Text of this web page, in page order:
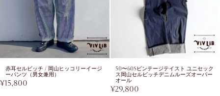
赤耳セルビッチ / 岡山ヒッコリーイージ
ーパンツ（男女兼用）
¥15,800
50〜60sビンテージテイスト ユニセック
ス岡山セルビッチデニムルーズオーバー
オール
¥29,800